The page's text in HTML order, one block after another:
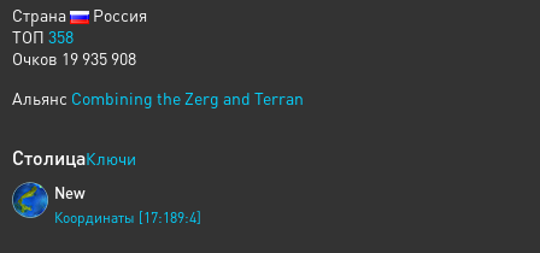
Страна
Россия
ТОП 358
Очков 19 935 908
Альянс Combining the Zerg and Terran
СтолицаКлючи
New
Координаты [17:189:4]